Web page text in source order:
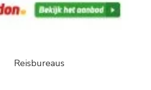
Reisbureaus